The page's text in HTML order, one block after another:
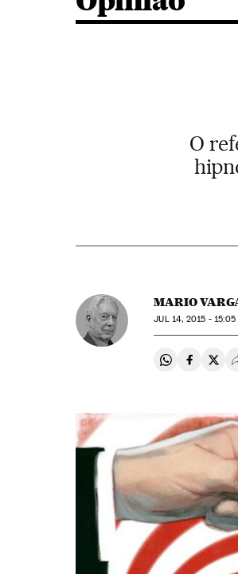
O
MARIO
JUL14, 2015 - 15:05
Compartir en